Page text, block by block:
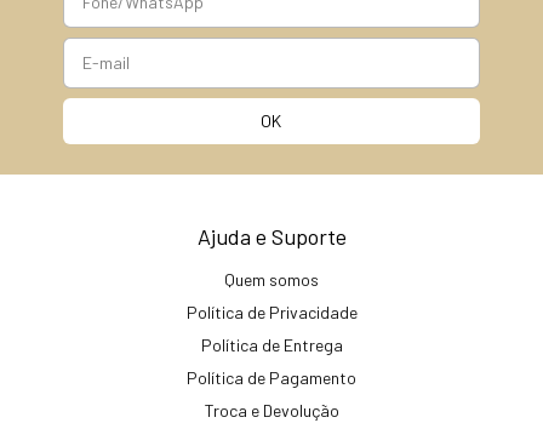
Ajuda e Suporte
Quem somos
Política de Privacidade
Política de Entrega
Política de Pagamento
Troca e Devolução